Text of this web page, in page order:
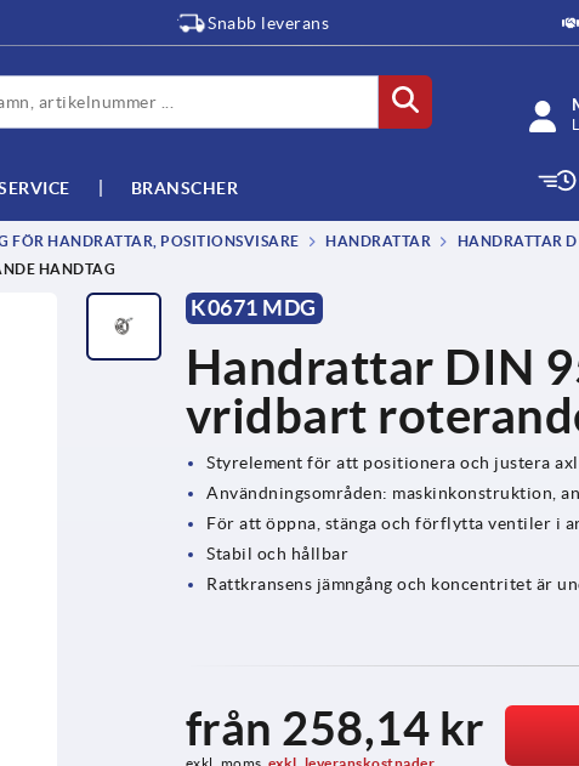
Snabb leverans
BRANSCHER
FÖR HANDRATTAR, POSITIONSVISARE HANDRATTAR
HANDRATTAR
HANDTAG
K0671 MDG
Handrattar DIN
vridbart
Styrelement för att positionera och justera
Användningsområden: maskinkonstruktion,
För att öppna, stänga och förflytta ventiler i
Stabil och hållbar
Rattkransens jämngång och koncentritet är
från 258,14 kr
exkl. moms exkl. leveranskostnader